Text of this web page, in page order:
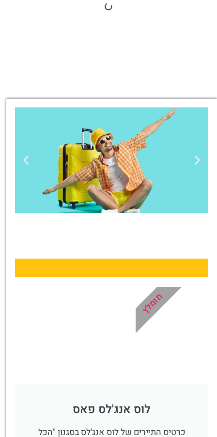
טיסה זולה?
פה!
לוס אנג'לס פאס
כרטיס התיירים של לוס אנג'לס בסגנון "הכל
מומלץ